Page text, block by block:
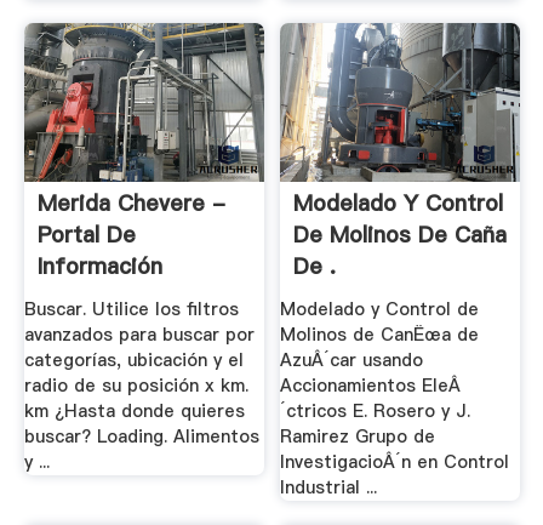
Merida Chevere -
Portal De
Información
Buscar. Utilice los filtros
avanzados para buscar por
categorías, ubicación y el
radio de su posición x km.
km ¿Hasta donde quieres
buscar? Loading. Alimentos
y ...
Modelado Y Control
De Molinos De Caña
De .
Modelado y Control de
Molinos de CanËœa de
AzuÂ´car usando
Accionamientos EleÂ
´ctricos E. Rosero y J.
Ramirez Grupo de
InvestigacioÂ´n en Control
Industrial ...